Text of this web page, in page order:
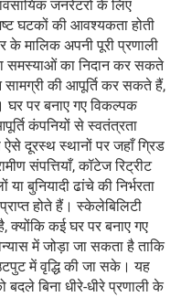
जनरेटरों के लिए
घटकों की आवश्यकता होती
मालिक अपनी पूरी प्रणाली
समस्याओं का निदान कर सकते
की आपूर्ति कर सकते हैं,
घर पर बनाए गए विकल्पक
कंपनियों से स्वतंत्रता
दूरस्थ स्थानों पर जहाँ ग्रिड
संपत्तियाँ, कॉटेज रिट्रीट
बुनियादी ढांचे की निर्भरता
होते हैं। स्केलेबिलिटी
क्योंकि कई घर पर बनाए गए
में जोड़ा जा सकता है ताकि
में वृद्धि की जा सके। यह
बदले बिना धीरे-धीरे प्रणाली के